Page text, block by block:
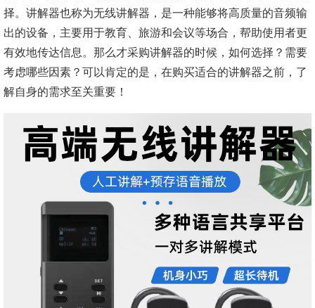
择。讲解器也称为无线讲解器，是一种能够将高质量的音频输
出的设备，主要用于教育、旅游和会议等场合，帮助使用者更
有效地传达信息。那么才采购讲解器的时候，如何选择？需要
考虑哪些因素？可以肯定的是，在购买适合的讲解器之前，了
解自身的需求至关重要！